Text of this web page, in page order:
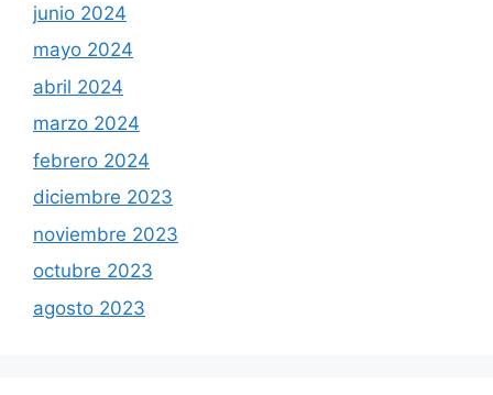
junio 2024
mayo 2024
abril 2024
marzo 2024
febrero 2024
diciembre 2023
noviembre 2023
octubre 2023
agosto 2023